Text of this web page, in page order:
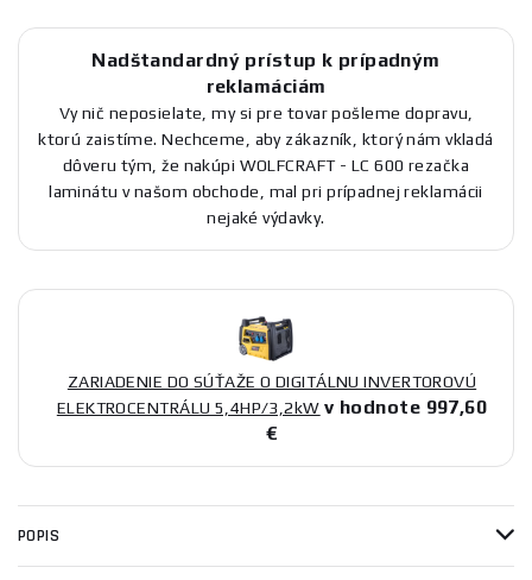
Nadštandardný prístup k prípadným
reklamáciám
Vy nič neposielate, my si pre tovar pošleme dopravu,
ktorú zaistíme. Nechceme, aby zákazník, ktorý nám vkladá
dôveru tým, že nakúpi WOLFCRAFT - LC 600 rezačka
laminátu v našom obchode, mal pri prípadnej reklamácii
nejaké výdavky.
ZARIADENIE DO SÚŤAŽE O DIGITÁLNU INVERTOROVÚ
ELEKTROCENTRÁLU 5,4HP/3,2kW v hodnote 997,60
€
POPIS